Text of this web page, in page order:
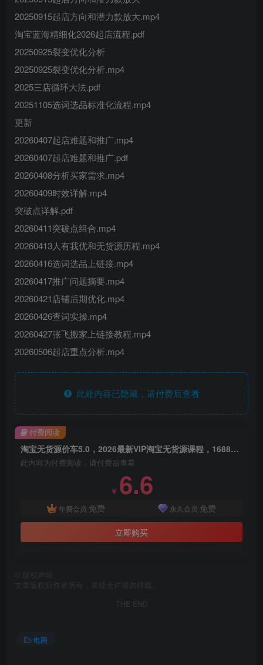
20250915起店方向和潜力款放大.mp4
淘宝蓝海精细化2026起店流程.pdf
20250925裂变优化分析
20250925裂变优化分析.mp4
2025三店循环大法.pdf
20251105选词选品标准化流程.mp4
更新
20260407起店难题和推广.mp4
20260407起店难题和推广.pdf
20260408分析买家需求.mp4
20260409时效详解.mp4
突破点详解.pdf
20260411突破点组合.mp4
20260413人有我优和无货源历程.mp4
20260416选词选品上链接.mp4
20260417推广问题摘要.mp4
20260421店铺后期优化.mp4
20260426查词实操.mp4
20260427张飞搬家上链接教程.mp4
20260506起店重点分析.mp4
此处内容已隐藏，请付费后查看
淘宝无货源价车5.0，​2026最新VIP淘宝无货源课程，1688代发，蓝海选品，零成本创业首选（更新26年5月8日）
此内容为付费阅读，请付费后查看
￥ 6.6
年费会员 免费 永久会员 免费
立即购买
付费阅读
版权声明
文章版权归作者所有，未经允许请勿转载。
THE END
电商